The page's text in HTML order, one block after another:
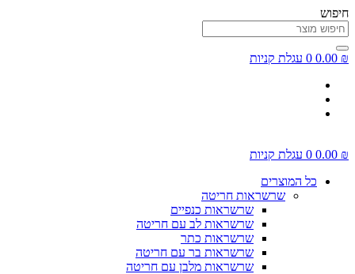
חיפוש
0.00 ₪
0 עגלת קניות
0.00 ₪
0 עגלת קניות
כל המוצרים
שרשראות חריטה
שרשראות כנפיים
שרשראות לב עם חריטה
שרשראות כתר
שרשראות בר עם חריטה
שרשראות מלבן עם חריטה